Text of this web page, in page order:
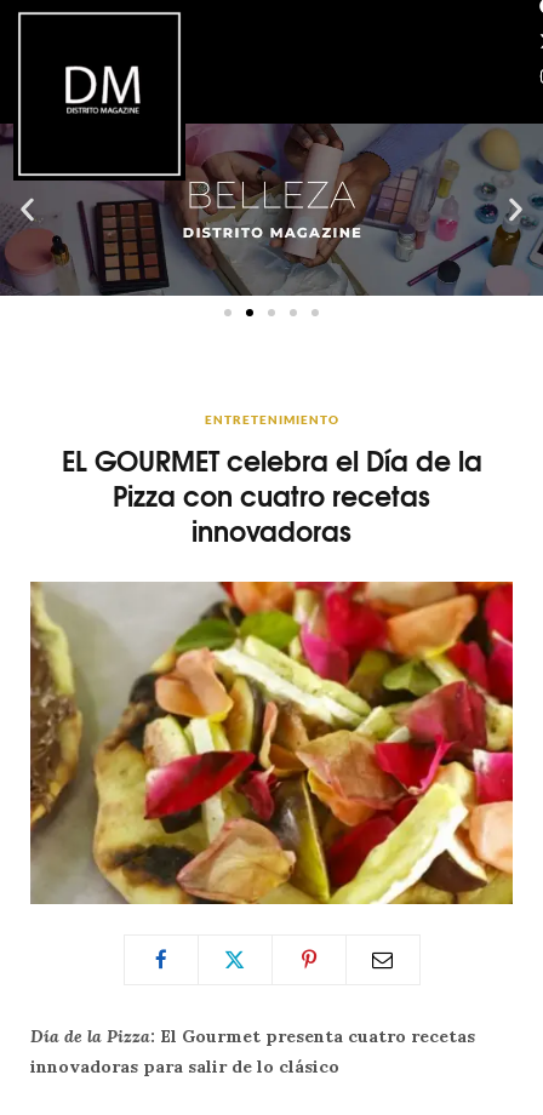
ENTRETENIMIENTO
EL GOURMET celebra el Día de la
Pizza con cuatro recetas
innovadoras
Día de la Pizza: El Gourmet presenta cuatro recetas
innovadoras para salir de lo clásico